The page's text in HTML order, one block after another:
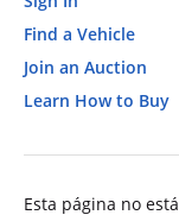
Find a Vehicle
Join an Auction
Learn How to Buy
Esta página no está